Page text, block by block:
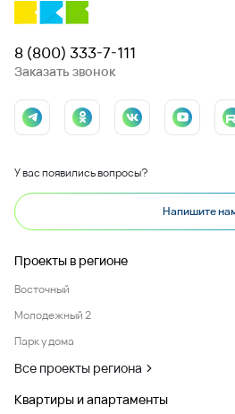
8 (800) 333-7-111
Заказать звонок
У вас появились вопросы?
Напишите
Проекты в регионе
Восточный
Молодежный 2
Парк у дома
Все проекты региона
Квартиры и апартаменты